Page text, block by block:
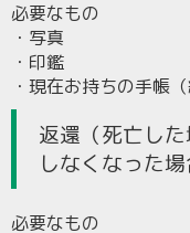
必要なもの
・写真
・印鑑
・現在お持ちの手帳
返還（死亡し
しなくなった場
必要なもの